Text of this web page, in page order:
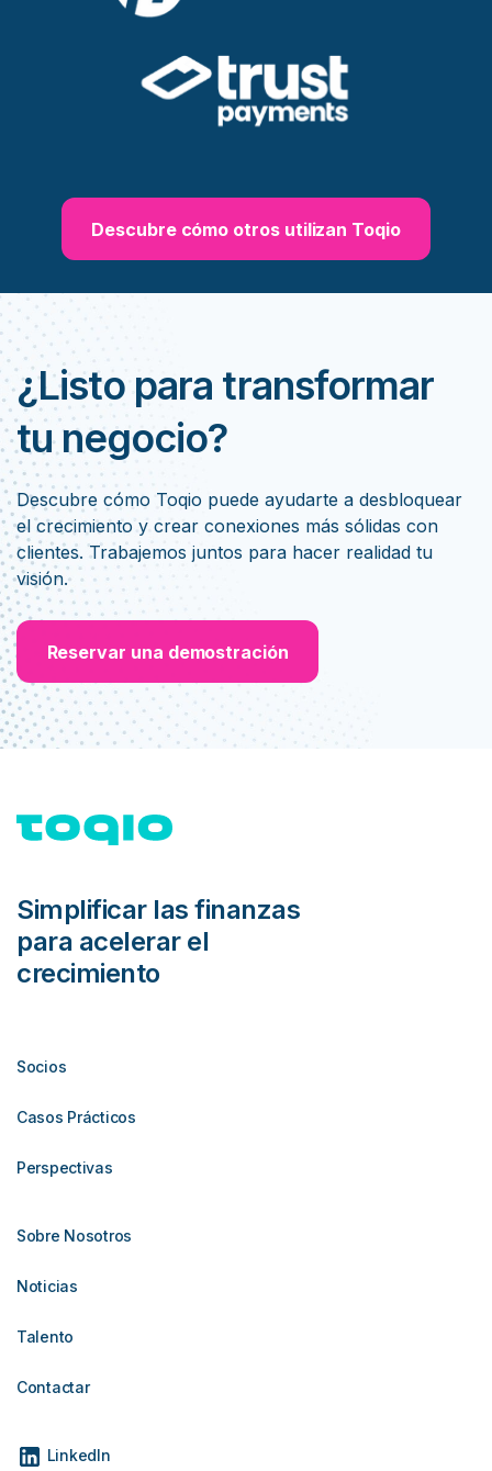
Descubre cómo otros utilizan Toqio
¿Listo para transformar
tu negocio?
Descubre cómo Toqio puede ayudarte a desbloquear
el crecimiento y crear conexiones más sólidas con
clientes. Trabajemos juntos para hacer realidad tu
visión.
Reservar una demostración
Simplificar las finanzas
para acelerar el
crecimiento
Socios
Casos Prácticos
Perspectivas
Sobre Nosotros
Noticias
Talento
Contactar
LinkedIn